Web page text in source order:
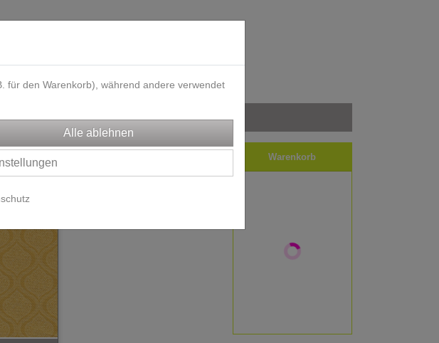
Designbeispiele Impressum
Sortierung wählen Warenkorb
für den Warenkorb), während andere verwendet